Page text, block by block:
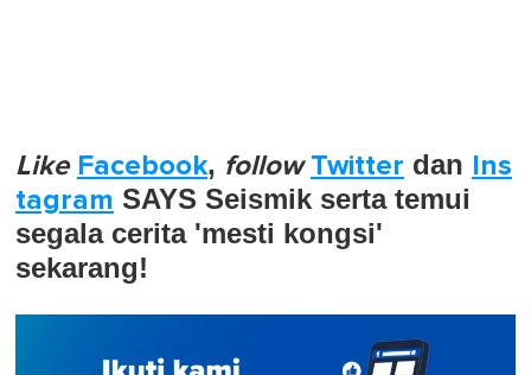
Like Facebook, follow Twitter dan Ins
tagram SAYS Seismik serta temui
segala cerita 'mesti kongsi'
sekarang!